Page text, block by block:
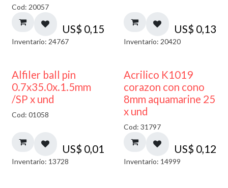
Cod: 20057
US$ 0,15
Inventario: 24767
US$ 0,13
Inventario: 20420
Alfiler ball pin
0.7x35.0x.1.5mm
/SP x und
Cod: 01058
US$ 0,01
Inventario: 13728
Acrilico K1019
corazon con cono
8mm aquamarine 25
x und
Cod: 31797
US$ 0,12
Inventario: 14999